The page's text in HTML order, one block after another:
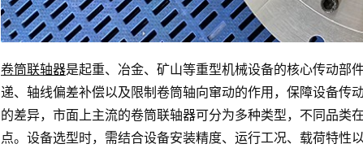
卷筒联轴器是起重、冶金、矿山等重型机械设备的核心传动部
递、轴线偏差补偿以及限制卷筒轴向窜动的作用，保障设备传
的差异，市面上主流的卷筒联轴器可分为多种类型，不同品类
点。设备选型时，需结合设备安装精度、运行工况、载荷特性